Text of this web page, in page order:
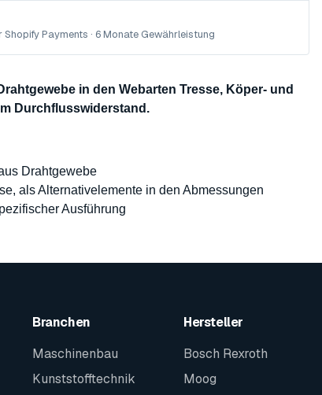
Payments · 6 Monate Gewährleistung
in den Webarten Tresse, Köper- und
Durchflusswiderstand.
Drahtgewebe
als Alternativelemente in den Abmessungen
Ausführung
Branchen
Maschinenbau
Kunststofftechnik
Hersteller
Bosch Rexroth
Moog